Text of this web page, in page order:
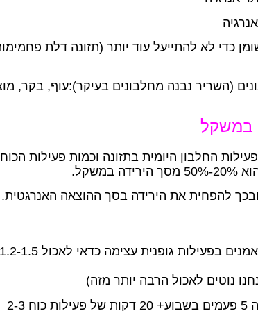
כדי לא להתייעל עוד יותר (תזונה דלת
(השריר נבנה מחלבונים בעיקר):עוף, בקר,
במשקל
החלבון היומית בתזונה וכמות פעילות הכוח
להפחית את הירידה בסך ההוצאה האנרגטית.
30-60 דקות פעילות בעצימות מתונה- חזקה 5 פעמים בשבוע+ 20 דקות של פעילות כוח 2-3